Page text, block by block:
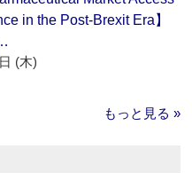
in the Post-Brexit Era】
(木)
もっと見る »